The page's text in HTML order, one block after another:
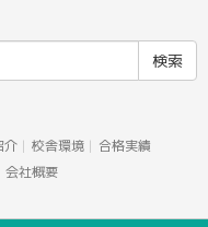
介 校舎環境
合格実績
会社概要